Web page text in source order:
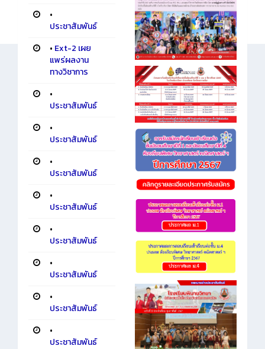
•
ประชาสัมพันธ์
• Ext-2 เผย
แพร่ผลงาน
ทางวิชาการ
•
ประชาสัมพันธ์
•
ประชาสัมพันธ์
•
ประชาสัมพันธ์
•
ประชาสัมพันธ์
•
ประชาสัมพันธ์
•
ประชาสัมพันธ์
•
ประชาสัมพันธ์
•
ประชาสัมพันธ์